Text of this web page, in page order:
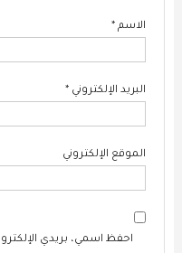
الاسم *
البريد الإلكتروني *
الموقع الإلكتروني
احفظ اسمي، بريدي